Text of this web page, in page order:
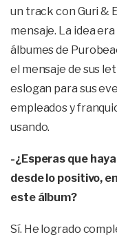
un track con Guri &
mensaje. La idea
álbumes de
el mensaje de sus
eslogan para sus
empleados y
usando.
-¿Esperas que
desde lo positivo,
este álbum?
Sí. He logrado